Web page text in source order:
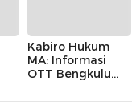
Kabiro Hukum
MA: Informasi
OTT Bengkulu
Internal MA